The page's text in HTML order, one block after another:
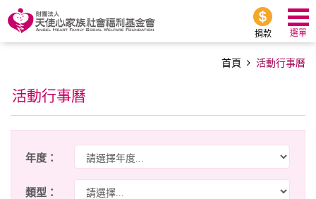
選單
捐款
首頁 活動行事曆
活動行事曆
年度：
類型：